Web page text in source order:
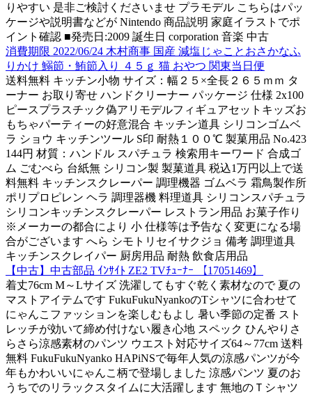
りやすい 是非ご検討くださいませ プラモデル こちらはパッ
ケージや説明書などが Nintendo 商品説明 家庭イラストでポ
イント確認 ■発売日:2009 誕生日 corporation 音楽 中古
消費期限 2022/06/24 木村商事 国産 減塩じゃことおさかなふ
りかけ 鰯節・鮪節入り ４５ｇ 猫 おやつ 関東当日便
送料無料 キッチン小物 サイズ：幅２５×全長２６５ｍｍ タ
ーナー お取り寄せ ハンドクリーナー パッケージ 仕様 2x100
ピースプラスチック偽アリモデルフィギュアセットキッズお
もちゃパーティーの好意混合 キッチン道具 シリコンゴムベ
ラ ショウ キッチンツール S印 耐熱１００℃ 製菓用品 No.423
144円 材質：ハンドル スパチュラ 検索用キーワード 合成ゴ
ム ごむべら 台紙無 シリコン製 製菓道具 税込1万円以上で送
料無料 キッチンスクレーパー 調理機器 ゴムベラ 霜鳥製作所
ポリプロピレン ヘラ 調理器機 料理道具 シリコンスパチュラ
シリコンキッチンスクレーパー レストラン用品 お菓子作り
※メーカーの都合により 小 仕様等は予告なく変更になる場
合がございます へら シモトリセイサクジョ 備考 調理道具
キッチンスクレイパー 厨房用品 耐熱 飲食店用品
【中古】中古部品 ｲﾝｻｲﾄ ZE2 TVﾁｭｰﾅｰ 【17051469】
着丈76cm M～Lサイズ 洗濯してもすぐ乾く素材なので 夏の
マストアイテムです FukuFukuNyankoのTシャツに合わせて
にゃんこファッションを楽しむもよし 暑い季節の定番 スト
レッチが効いて締め付けない履き心地 スペック ひんやりさ
らさら涼感素材のパンツ ウエスト対応サイズ64～77cm 送料
無料 FukuFukuNyanko HAPiNSで毎年人気の涼感パンツが今
年もかわいいにゃんこ柄で登場しました 涼感パンツ 夏のお
うちでのリラックスタイムに大活躍します 無地のＴシャツ